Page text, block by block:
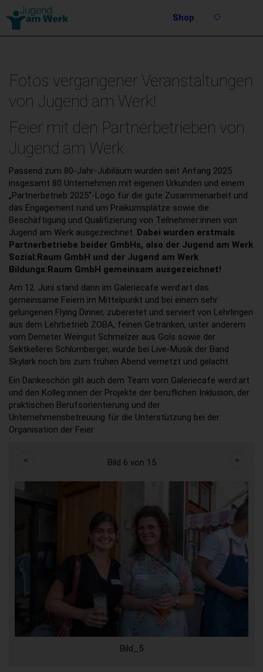
Barrierefreie
Bedienung
Shop
Fotos vergangener Veranstaltungen
von Jugend am Werk!
Feier mit den Partnerbetrieben von
Jugend am Werk
Passend zum 80-Jahr-Jubiläum wurden seit Anfang 2025
insgesamt 80 Unternehmen mit eigenen Urkunden und einem
„Partnerbetrieb 2025“-Logo für die gute Zusammenarbeit und
das Engagement rund um Praikumsplätze sowie die
Beschäftigung und Qualifizierung von Teilnehmer:innen von
Jugend am Werk ausgezeichnet. Dabei wurden erstmals
Partnerbetriebe beider GmbHs, also der Jugend am Werk
Sozial:Raum GmbH und der Jugend am Werk
Bildungs:Raum GmbH gemeinsam ausgezeichnet!
Am 12. Juni stand dann im Galeriecafe werd:art das
gemeinsame Feiern im Mittelpunkt und bei einem sehr
gelungenen Flying Dinner, zubereitet und serviert von Lehrlingen
aus dem Lehrbetrieb ZOBA, feinen Getränken, unter anderem
vom Demeter Weingut Schmelzer aus Gols sowie der
Sektkellerei Schlumberger, wurde bei Live-Musik der Band
Skylark noch bis zum frühen Abend vernetzt und gelacht.
Ein Dankeschön gilt auch dem Team vom Galeriecafe werd:art
und den Kolleg:innen der Projekte der beruflichen Inklusion, der
praktischen Berufsorientierung und der
Unternehmensbetreuung für die Unterstützung bei der
Organisation der Feier.
< Bild 6 von 15 >
Bild_5